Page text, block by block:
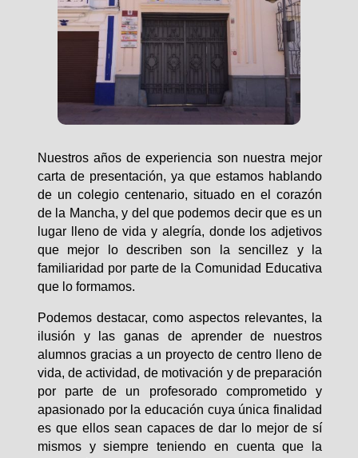
Nuestros años de experiencia son nuestra mejor
carta de presentación, ya que estamos hablando
de un colegio centenario, situado en el corazón
de la Mancha, y del que podemos decir que es un
lugar lleno de vida y alegría, donde los adjetivos
que mejor lo describen son la sencillez y la
familiaridad por parte de la Comunidad Educativa
que lo formamos.
Podemos destacar, como aspectos relevantes, la
ilusión y las ganas de aprender de nuestros
alumnos gracias a un proyecto de centro lleno de
vida, de actividad, de motivación y de preparación
por parte de un profesorado comprometido y
apasionado por la educación cuya única finalidad
es que ellos sean capaces de dar lo mejor de sí
mismos y siempre teniendo en cuenta que la